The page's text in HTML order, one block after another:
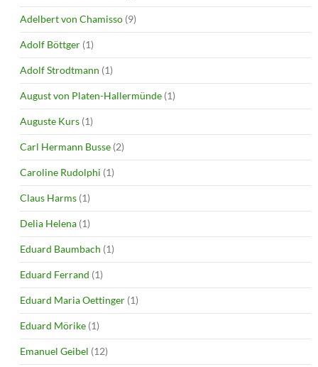
Adelbert von Chamisso (9)
Adolf Böttger (1)
Adolf Strodtmann (1)
August von Platen-Hallermünde (1)
Auguste Kurs (1)
Carl Hermann Busse (2)
Caroline Rudolphi (1)
Claus Harms (1)
Delia Helena (1)
Eduard Baumbach (1)
Eduard Ferrand (1)
Eduard Maria Oettinger (1)
Eduard Mörike (1)
Emanuel Geibel (12)